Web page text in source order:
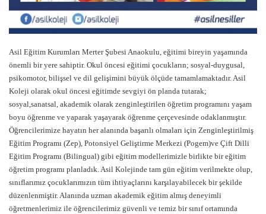
Asil Eğitim Kurumları Merter Şubesi Anaokulu, eğitimi bireyin yaşamında
önemli bir yere sahiptir. Okul öncesi eğitimi çocukların; sosyal-duygusal,
psikomotor, bilişsel ve dil gelişimini büyük ölçüde tamamlamaktadır. Asil
Koleji olarak okul öncesi eğitimde sevgiyi ön planda tutarak;
sosyal,sanatsal, akademik olarak zenginleştirilen öğretim programını yaşam
boyu öğrenme ve yaparak yaşayarak öğrenme çerçevesinde odaklanmıştır.
Öğrencilerimize hayatın her alanında başarılı olmaları için Zenginleştirilmiş
Eğitim Programı (Zep), Potonsiyel Geliştirme Merkezi (Pogem)ve Çift Dilli
Eğitim Programı (Bilingual) gibi eğitim modellerimizle birlikte bir eğitim
öğretim programı planladık. Asil Kolejinde tam gün eğitim verilmekte olup,
sınıflarımız çocuklarımızın tüm ihtiyaçlarını karşılayabilecek bir şekilde
düzenlenmiştir. Alanında uzman akademik eğitim almış deneyimli
öğretmenlerimiz ile öğrencilerimiz güvenli ve temiz bir sınıf ortamında